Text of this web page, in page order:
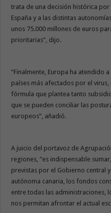
trata de una decisión histórica
España y a las distintas
unos 75.000 millones de euros
prioritarias”, dijo.
“Finalmente, Europa ha atendido
países más afectados por el
fórmula que plantea tanto
que se pueden conciliar las
europeos”, añadió.
A juicio del portavoz de
regiones, “es indispensable
previstas por el Gobierno central
autónoma canaria, los fondos
entre todas las administraciones,
nos permitan afrontar el actual